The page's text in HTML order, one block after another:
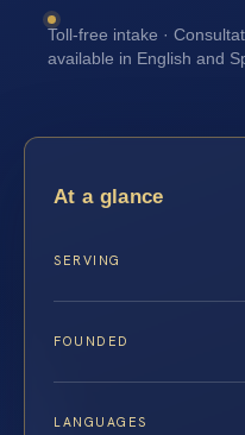
Toll-free intake ·
available in English and
At a glance
SERVING
FOUNDED
LANGUAGES